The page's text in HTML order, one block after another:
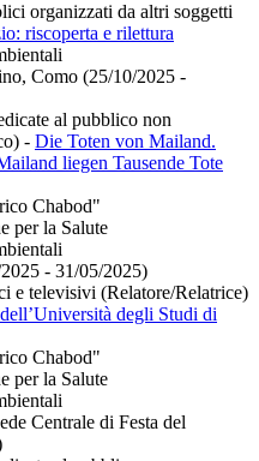
organizzati da altri soggetti
riscoperta e rilettura
Como (25/10/2025 -
al pubblico non
- Die Toten von Mailand.
liegen Tausende Tote
Chabod"
per la Salute
- 31/05/2025)
e televisivi (Relatore/Relatrice)
degli Studi di
Chabod"
per la Salute
Centrale di Festa del